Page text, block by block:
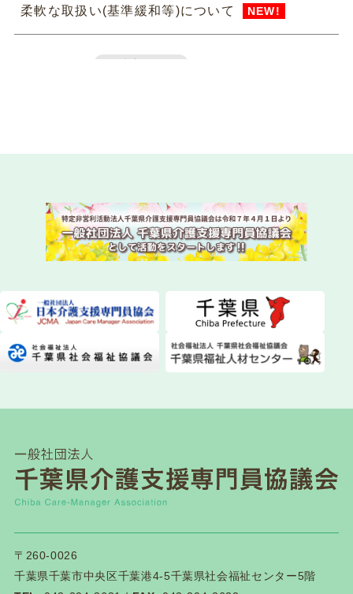
柔軟な取扱い(基準緩和等)について
NEW!
2026.07.28 委員会活動
た！
2026.07.28
第１２０回研修会開催について
千葉県「カスハラ相談センター」に居宅介護支援
事業所等が追加されました
第１１９回研修会終了後アンケートはこちら
〒260-0026
千葉県千葉市中央区千葉港4-5千葉県社会福祉センター5階